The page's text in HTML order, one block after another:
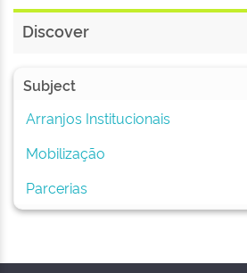
Discover
Subject
Arranjos Institucionais
Mobilização
Parcerias